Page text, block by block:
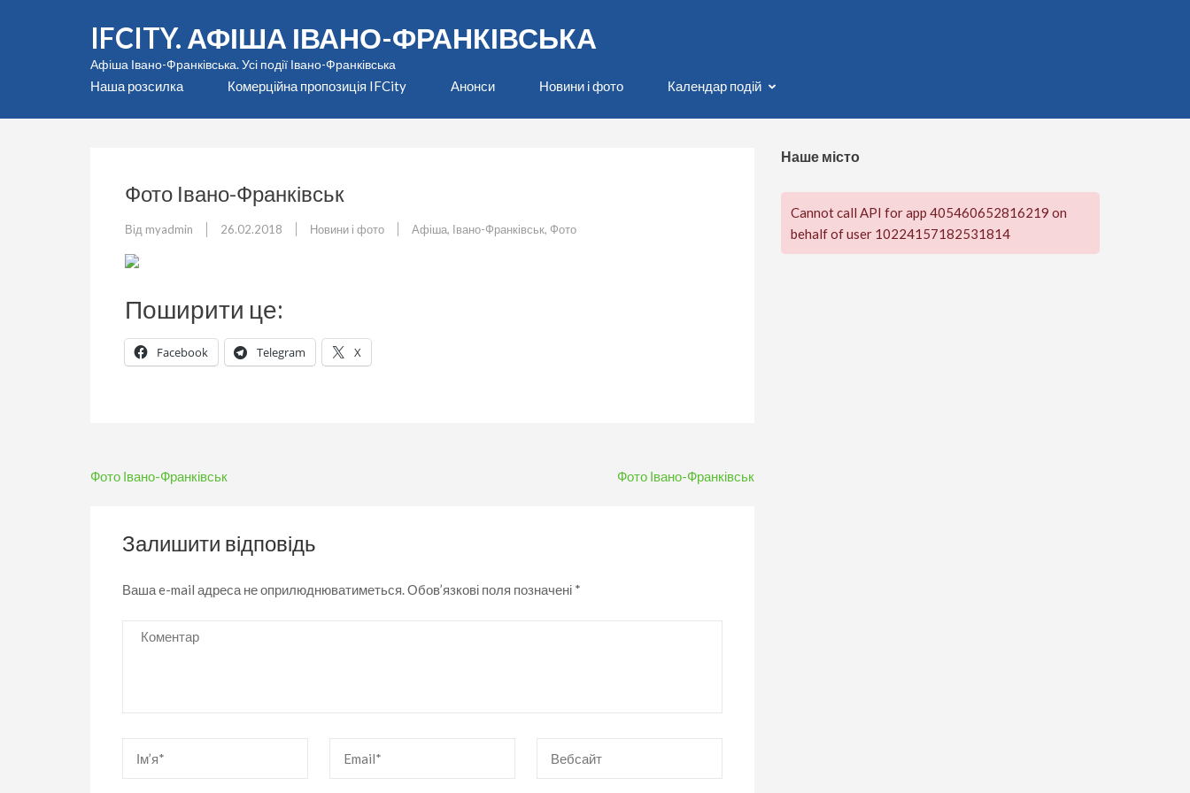
IFCITY. АФІША ІВАНО-ФРАНКІВСЬКА
Афіша Івано-Франківська. Усі події Івано-Франківська
Наша розсилка Комерційна пропозиція IFCity Анонси Новини і фото Календар подій
Фото Івано-Франківськ
Від myadmin 26.02.2018 Новини і фото Афіша, Івано-Франківськ, Фото
Поширити це:
Facebook Telegram X
Навігація
Фото Івано-Франківськ Фото Івано-Франківськ
Залишити відповідь
Ваша e-mail адреса не оприлюднюватиметься.Обов’язкові поля позначені *
Коментар
Наше місто
Cannot call API for app 405460652816219 on
behalf of user 10224157182531814